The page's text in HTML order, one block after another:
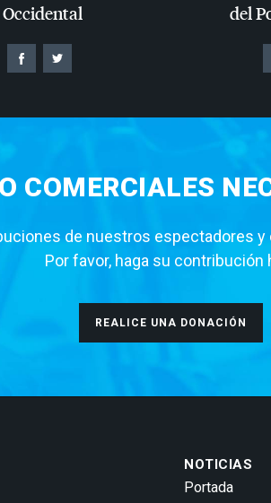
Occidental
del
COMERCIALES
de nuestros espectadores
Por favor, haga su contribución
REALICE UNA DONACIÓN
NOTICIAS
Portada